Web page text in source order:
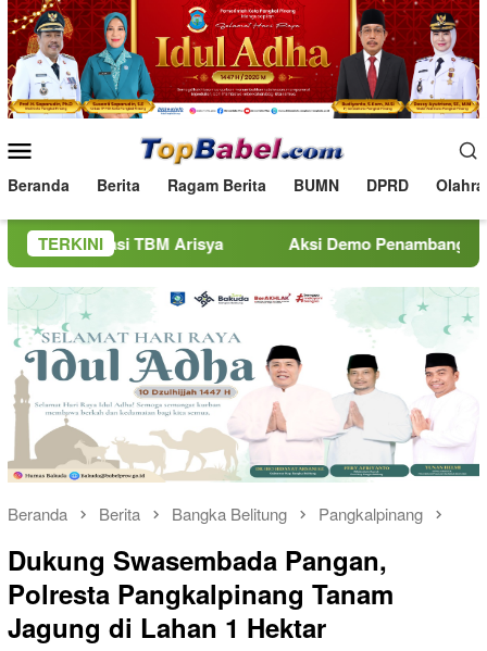
Loncat
ke
konten
Mobile
Beranda Berita Ragam Berita BUMN DPRD
TERKINI
TBM Arisya Aksi Demo Penambang Timah di
Beranda Berita Bangka Belitung Pangkalpinang
Dukung Swasembada Pangan,
Polresta Pangkalpinang Tanam
Jagung di Lahan 1 Hektar